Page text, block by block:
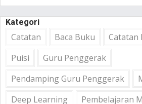
Kategori
Catatan Baca Buku
Catatan
Puisi
Guru Penggerak
Pendamping Guru Penggerak
Deep Learning
Pembelajaran